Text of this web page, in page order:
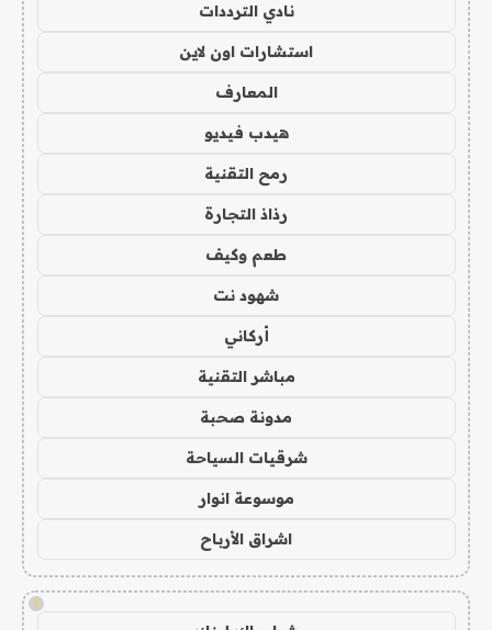
نادي الترددات
استشارات اون لاين
المعارف
هيدب فيديو
رمح التقنية
رذاذ التجارة
طعم وكيف
شهود نت
أركاني
مباشر التقنية
مدونة صحبة
شرقيات السياحة
موسوعة انوار
اشراق الأرباح
!